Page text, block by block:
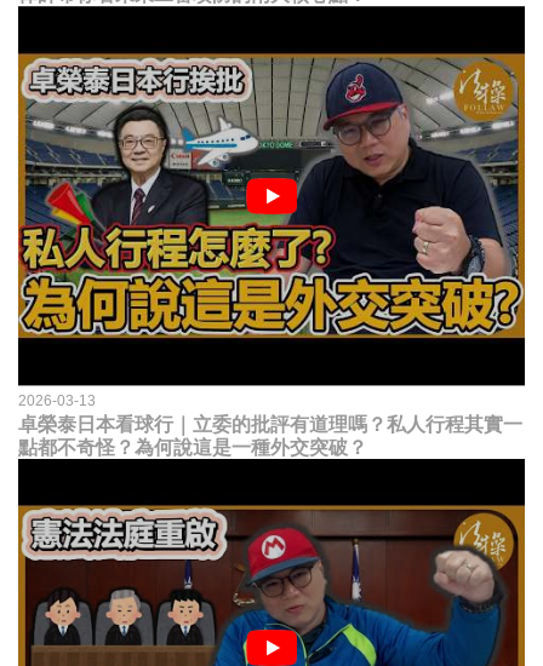
2026-03-13
卓榮泰日本看球行｜立委的批評有道理嗎？私人行程其實一
點都不奇怪？為何說這是一種外交突破？